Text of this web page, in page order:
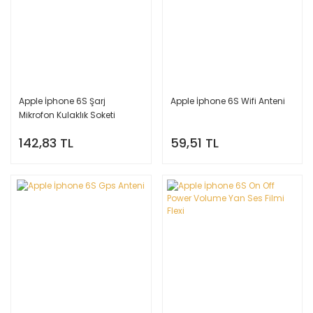
Apple İphone 6S Şarj
Mikrofon Kulaklık Soketi
142,83 TL
Apple İphone 6S Wifi Anteni
59,51 TL